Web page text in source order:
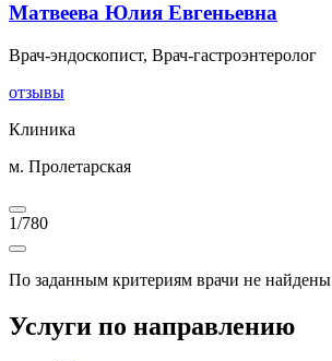
Матвеева Юлия Евгеньевна
Врач-эндоскопист, Врач-гастроэнтеролог
отзывы
Клиника
м. Пролетарская
1/780
По заданным критериям врачи не найдены
Услуги по направлению